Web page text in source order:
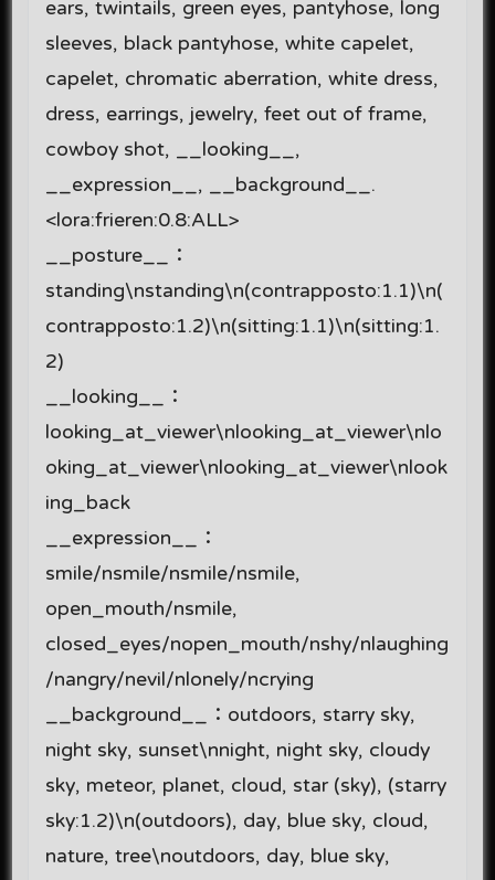
ears, twintails, green eyes, pantyhose, long
sleeves, black pantyhose, white capelet,
capelet, chromatic aberration, white dress,
dress, earrings, jewelry, feet out of frame,
cowboy shot, __looking__,
__expression__, __background__.
<lora:frieren:0.8:ALL>
__posture__：
standing\nstanding\n(contrapposto:1.1)\n(
contrapposto:1.2)\n(sitting:1.1)\n(sitting:1.
2)
__looking__：
looking_at_viewer\nlooking_at_viewer\nlo
oking_at_viewer\nlooking_at_viewer\nlook
ing_back
__expression__：
smile/nsmile/nsmile/nsmile,
open_mouth/nsmile,
closed_eyes/nopen_mouth/nshy/nlaughing
/nangry/nevil/nlonely/ncrying
__background__：outdoors, starry sky,
night sky, sunset\nnight, night sky, cloudy
sky, meteor, planet, cloud, star (sky), (starry
sky:1.2)\n(outdoors), day, blue sky, cloud,
nature, tree\noutdoors, day, blue sky,